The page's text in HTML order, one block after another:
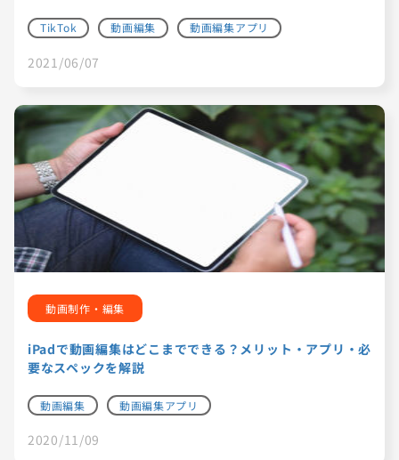
TikTok 動画編集 動画編集アプリ
2021/06/07
動画制作・編集
iPadで動画編集はどこまでできる？メリット・アプリ・必
要なスペックを解説
動画編集 動画編集アプリ
2020/11/09